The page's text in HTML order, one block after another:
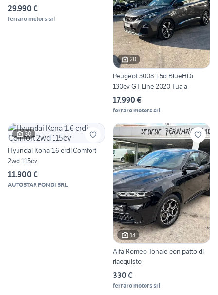
29.990 €
ferraro motors srl
20
Peugeot 3008 1.5d BlueHDi
130cv GT Line 2020 Tua a
17.990 €
ferraro motors srl
30
Hyundai Kona 1.6 crdi Comfort
2wd 115cv
11.900 €
AUTOSTAR FONDI SRL
14
Alfa Romeo Tonale con patto di
riacquisto
330 €
ferraro motors srl